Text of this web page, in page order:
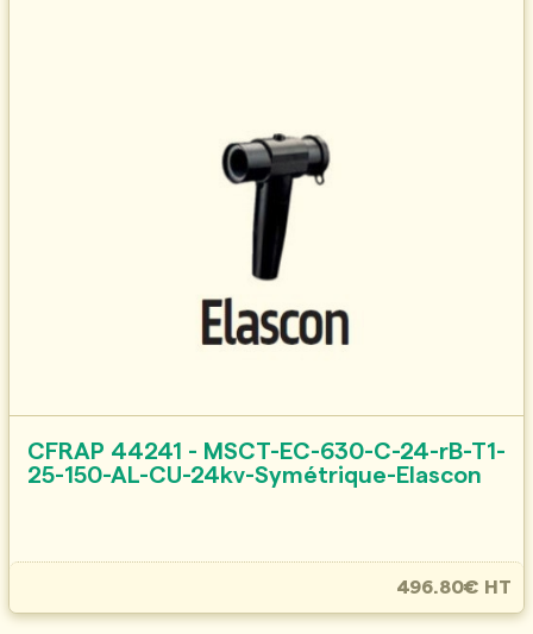
CFRAP 44241 - MSCT-EC-630-C-24-rB-T1-
25-150-AL-CU-24kv-Symétrique-Elascon
496.80€ HT